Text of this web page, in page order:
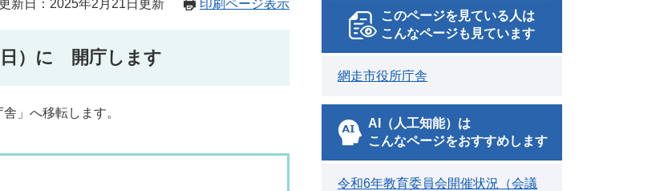
新日：2025年2月21日更新 印刷ページ表示
）に 開庁します
」へ移転します。
このページを見ている人は
こんなページも見ています
網走市役所庁舎
AI（人工知能）は
こんなページをおすすめします
令和6年教育委員会開催状況（会議